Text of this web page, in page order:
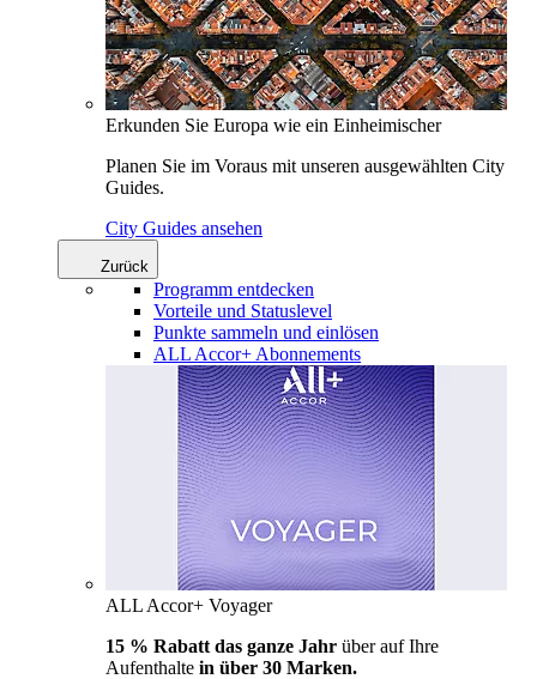
Erkunden Sie Europa wie ein Einheimischer
Planen Sie im Voraus mit unseren ausgewählten City
Guides.
City Guides ansehen
Zurück
Programm entdecken
Vorteile und Statuslevel
Punkte sammeln und einlösen
ALL Accor+ Abonnements
ALL Accor+ Voyager
15 % Rabatt das ganze Jahr über auf Ihre
Aufenthalte in über 30 Marken.